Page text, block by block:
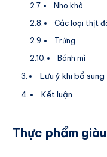
Nho khô
Các loại thịt
Trứng
Bánh mì
Lưu ý khi bổ
Kết luận
Thực phẩm